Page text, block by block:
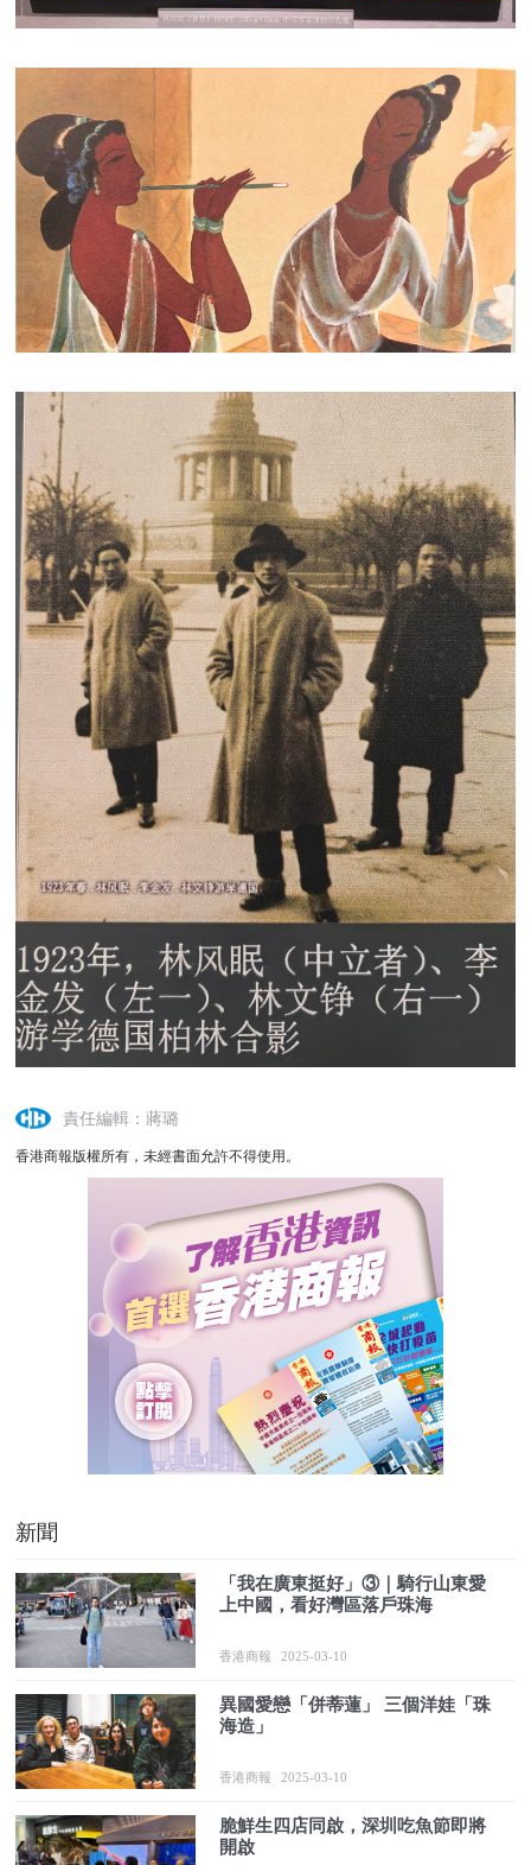
責任編輯：蔣璐
香港商報版權所有，未經書面允許不得使用。
新聞
「我在廣東挺好」③｜騎行山東愛
上中國，看好灣區落戶珠海
香港商報 2025-03-10
異國愛戀「併蒂蓮」 三個洋娃「珠
海造」
香港商報 2025-03-10
脆鮮生四店同啟，深圳吃魚節即將
開啟